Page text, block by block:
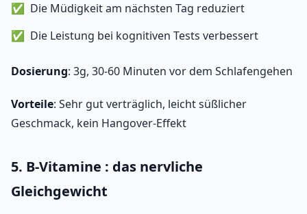
Die Müdigkeit am nächsten Tag reduziert
Die Leistung bei kognitiven Tests verbessert
Dosierung: 3g, 30-60 Minuten vor dem Schlafengehen
Vorteile: Sehr gut verträglich, leicht süßlicher
Geschmack, kein Hangover-Effekt
5. B-Vitamine : das nervliche
Gleichgewicht